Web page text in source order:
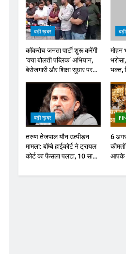
बड़ी ख़बर
कॉकरोच जनता पार्टी शुरू करेंगी
‘क्या बोलती पब्लिक’ अभियान,
बेरोजगारी और शिक्षा सुधार पर
मोहन
बड़ी ख़बर
तरुण तेजपाल यौन उत्पीड़न
मामला: बॉम्बे हाईकोर्ट ने ट्रायल
कोर्ट का फैसला पलटा, 10 साल
6
आपके